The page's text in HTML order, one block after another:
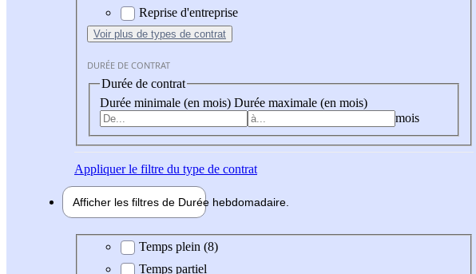
Reprise d'entreprise
Voir plus de types de contrat
DURÉE DE CONTRAT
Durée de contrat
Durée minimale (en mois) Durée maximale (en mois)
mois
Appliquerle filtre du type de contrat
Afficher les filtres de Durée hebdomadaire
Durée hebdomadaire
Temps plein (8)
Temps partiel